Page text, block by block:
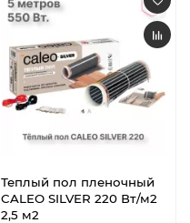
Теплый пол пленочный
CALEO SILVER 220 Вт/м2
2,5 м2